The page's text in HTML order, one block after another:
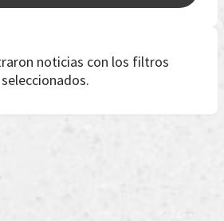
noticias con los filtros
seleccionados.